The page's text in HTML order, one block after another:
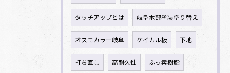
タッチアップとは 岐阜木部塗装塗り替え
オスモカラー岐阜 ケイカル板 下地
打ち直し 高耐久性 ふっ素樹脂